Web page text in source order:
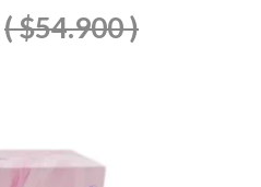
( $54.900 )